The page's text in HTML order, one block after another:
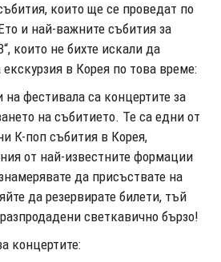
които ще се проведат по
и най-важните събития за
които не бихте искали да
екскурзия в Корея по това време:
фестивала са концертите за
на събитието. Те са едни от
К-поп събития в Корея,
от най-известните формации
да присъствате на
да резервирате билети, тъй
светкавично бързо!
концертите: